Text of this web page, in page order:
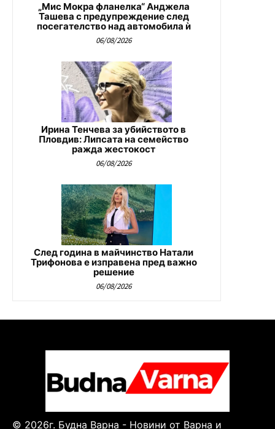
„Мис Мокра фланелка“ Анджела
Ташева с предупреждение след
посегателство над автомобила ѝ
06/08/2026
Ирина Тенчева за убийството в
Пловдив: Липсата на семейство
ражда жестокост
06/08/2026
След година в майчинство Натали
Трифонова е изправена пред важно
решение
06/08/2026
© 2026г. Будна Варна - Новини от Варна и